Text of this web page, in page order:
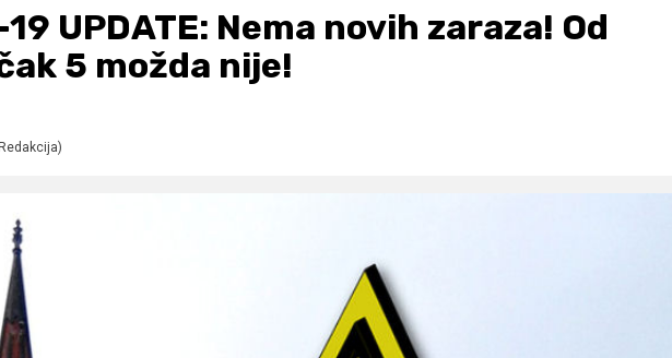
19 UPDATE: Nema novih zaraza! Od
5 možda nije!